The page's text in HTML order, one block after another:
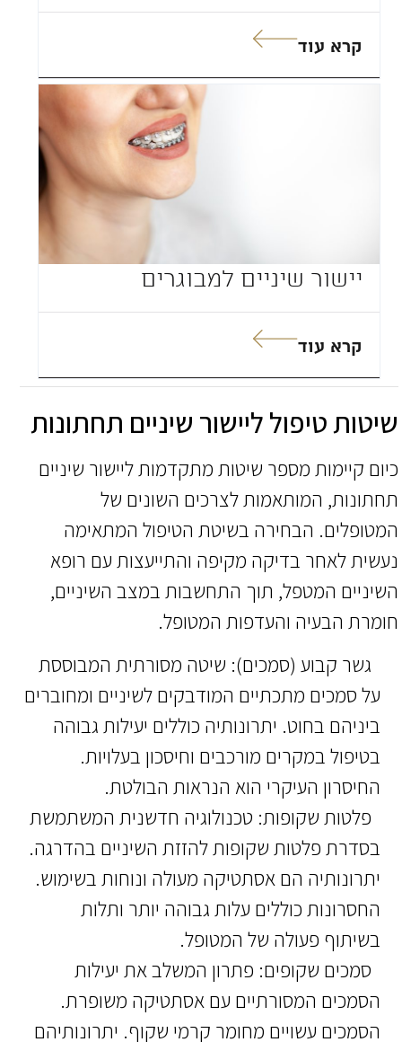
קרא עוד
יישור שיניים למבוגרים
קרא עוד
שיטות טיפול ליישור שיניים תחתונות
כיום קיימות מספר שיטות מתקדמות ליישור שיניים
תחתונות, המותאמות לצרכים השונים של
המטופלים. הבחירה בשיטת הטיפול המתאימה
נעשית לאחר בדיקה מקיפה והתייעצות עם רופא
השיניים המטפל, תוך התחשבות במצב השיניים,
חומרת הבעיה והעדפות המטופל.
גשר קבוע (סמכים): שיטה מסורתית המבוססת
על סמכים מתכתיים המודבקים לשיניים ומחוברים
ביניהם בחוט. יתרונותיה כוללים יעילות גבוהה
בטיפול במקרים מורכבים וחיסכון בעלויות.
החיסרון העיקרי הוא הנראות הבולטת.
פלטות שקופות: טכנולוגיה חדשנית המשתמשת
בסדרת פלטות שקופות להזזת השיניים בהדרגה.
יתרונותיה הם אסתטיקה מעולה ונוחות בשימוש.
החסרונות כוללים עלות גבוהה יותר ותלות
בשיתוף פעולה של המטופל.
סמכים שקופים: פתרון המשלב את יעילות
הסמכים המסורתיים עם אסתטיקה משופרת.
הסמכים עשויים מחומר קרמי שקוף. יתרונותיהם